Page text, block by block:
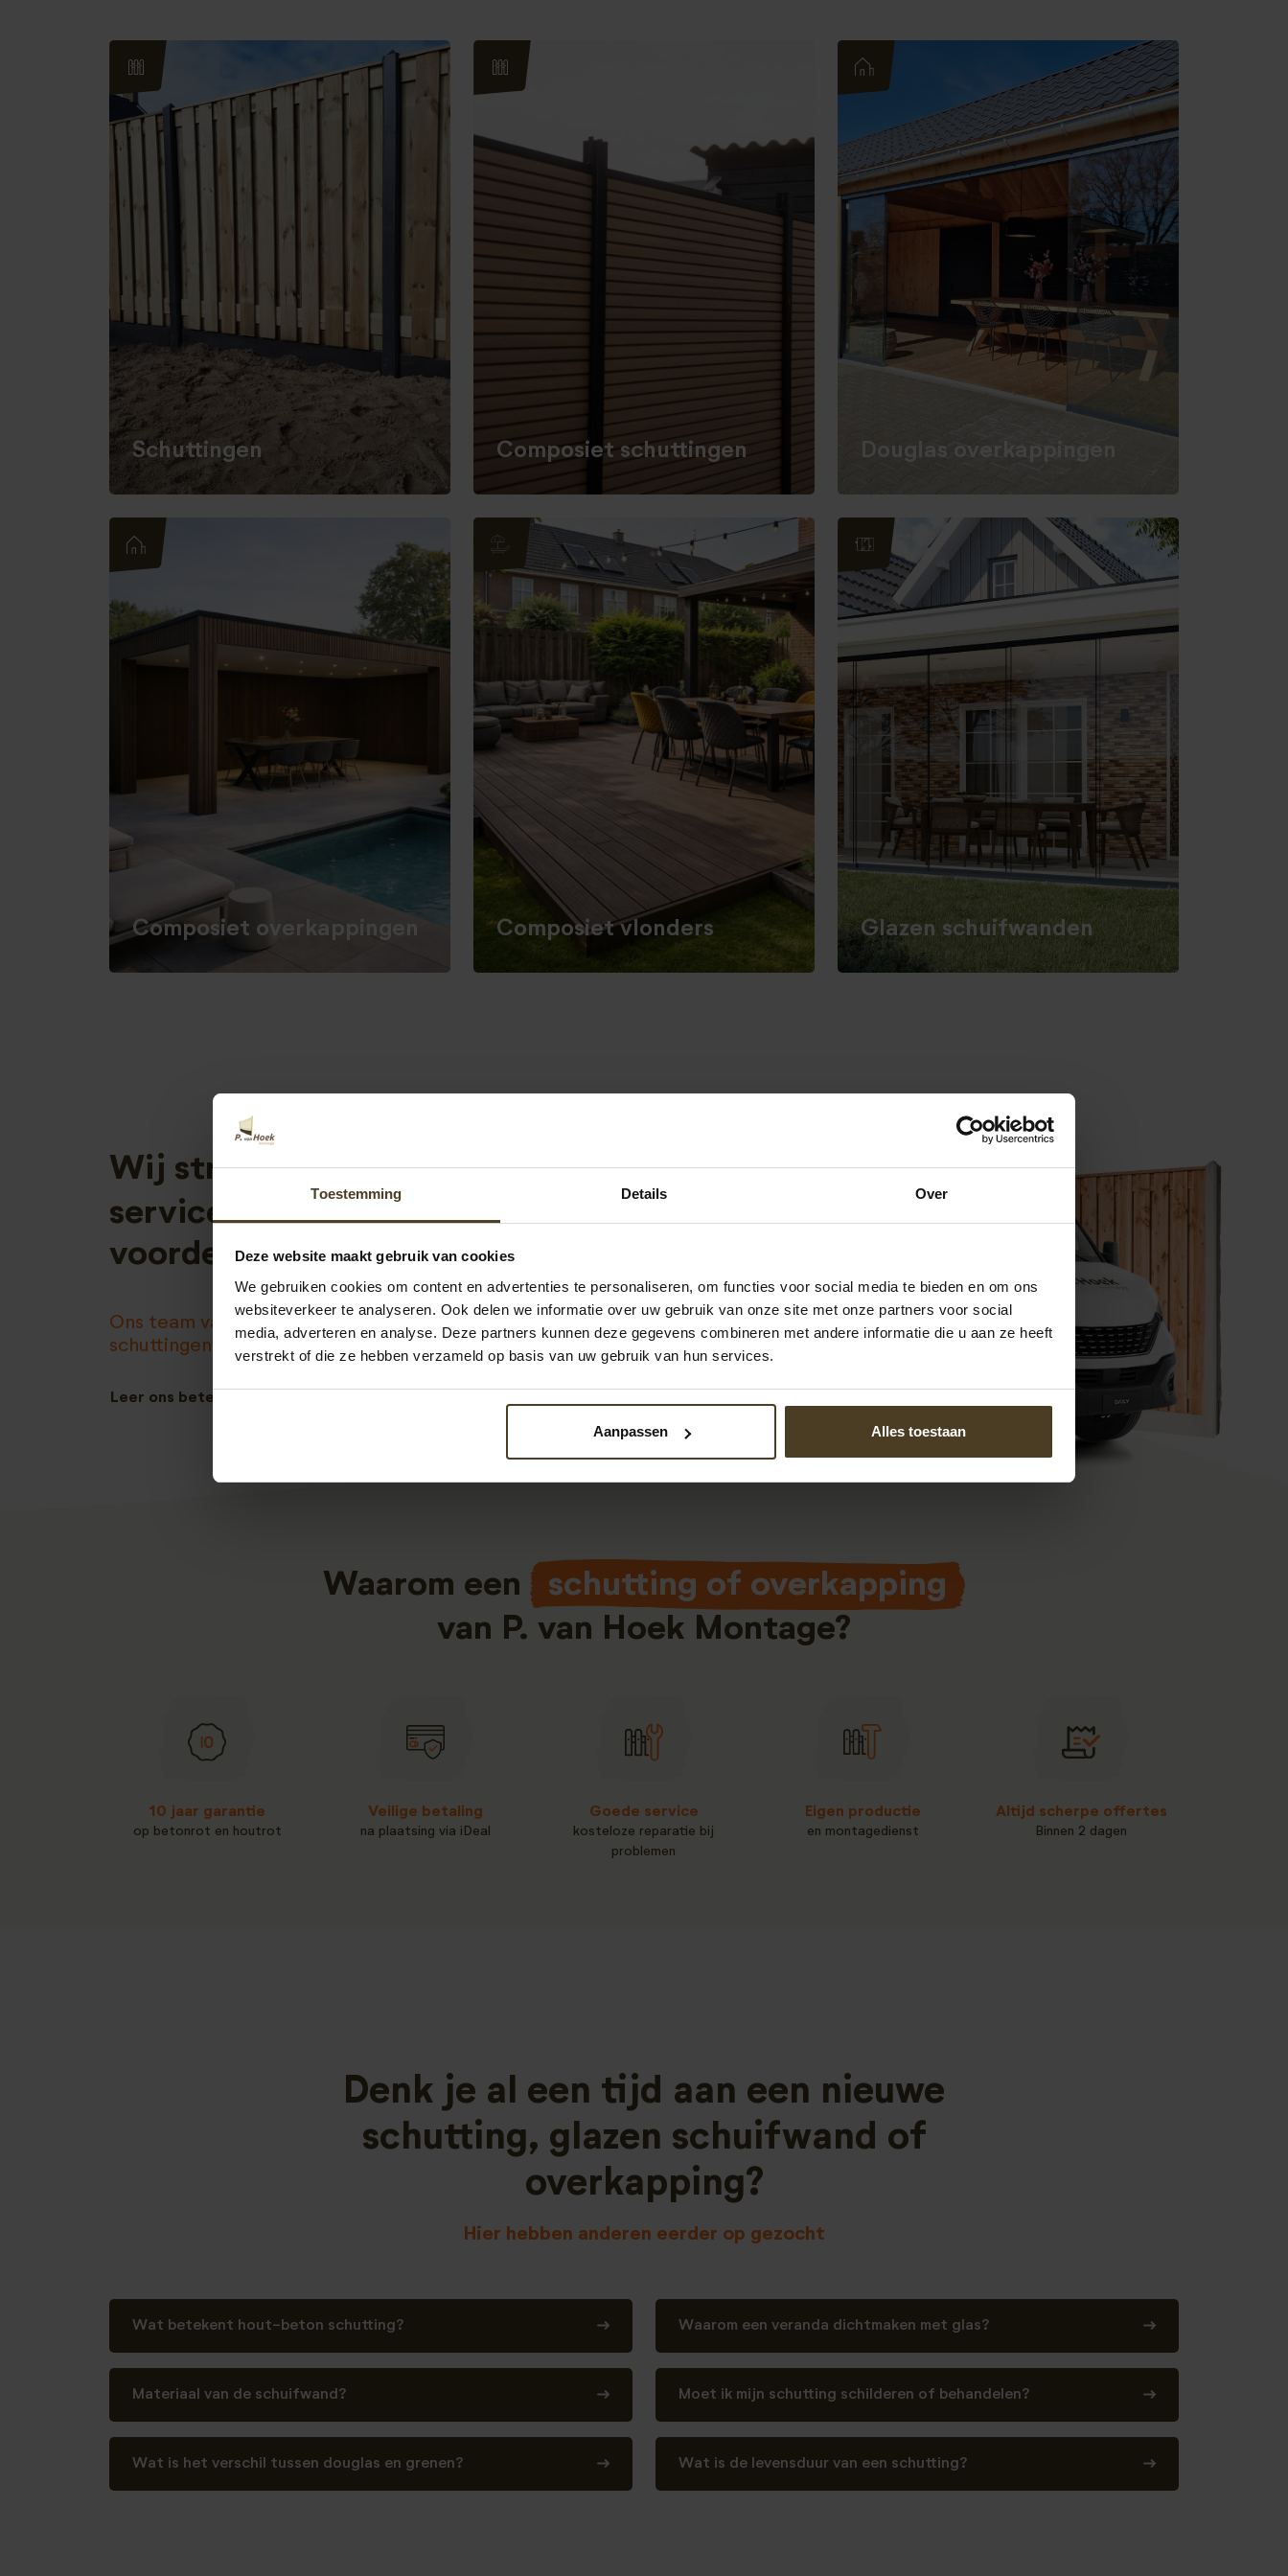
Toestemming Details Over
Deze website maakt gebruik van cookies
We gebruiken cookies om content en advertenties te personaliseren, om functies voor social media te bieden en om ons
websiteverkeer te analyseren. Ook delen we informatie over uw gebruik van onze site met onze partners voor social
media, adverteren en analyse. Deze partners kunnen deze gegevens combineren met andere informatie die u aan ze heeft
verstrekt of die ze hebben verzameld op basis van uw gebruik van hun services.
Aanpassen Alles toestaan
Schuttingen Composiet schuttingen Douglas overkappingen
Composiet overkappingen Composiet vlonders Glazen schuifwanden
Wij streven naar een hoge kwaliteit
service en dat tegen een
voordelige prijs!
Ons team van 8 vakmensen heeft meer dan 3500
schuttingen naar wens geplaatst!
Leer ons beter kennen
Waarom een
schutting of overkapping
van P. van Hoek Montage?
10 jaar garantie
op betonrot en houtrot
Veilige betaling
na plaatsing via iDeal
Goede service
kosteloze reparatie bij
problemen
Eigen productie
en montagedienst
Altijd scherpe offertes
Binnen 2 dagen
Denk je al een tijd aan een nieuwe
schutting, glazen schuifwand of
overkapping?
Hier hebben anderen eerder op gezocht
Wat betekent hout-beton schutting? Waarom een veranda dichtmaken met glas?
Materiaal van de schuifwand? Moet ik mijn schutting schilderen of behandelen?
Wat is het verschil tussen douglas en grenen? Wat is de levensduur van een schutting?